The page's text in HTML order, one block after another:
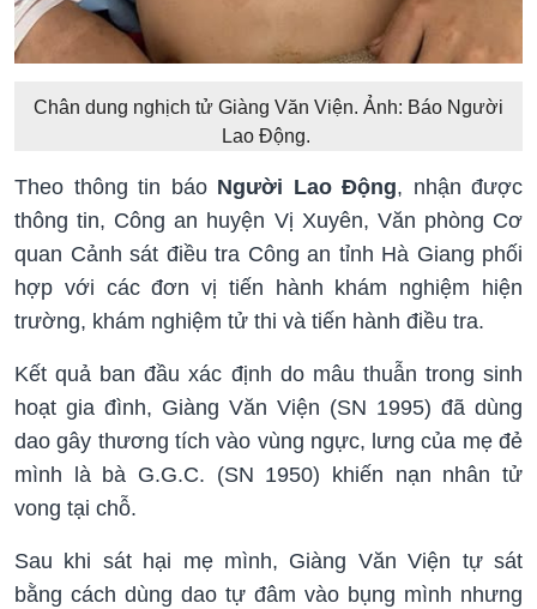
Chân dung nghịch tử Giàng Văn Viện. Ảnh: Báo Người
Lao Động.
Theo thông tin báo Người Lao Động, nhận được
thông tin, Công an huyện Vị Xuyên, Văn phòng Cơ
quan Cảnh sát điều tra Công an tỉnh Hà Giang phối
hợp với các đơn vị tiến hành khám nghiệm hiện
trường, khám nghiệm tử thi và tiến hành điều tra.
Kết quả ban đầu xác định do mâu thuẫn trong sinh
hoạt gia đình, Giàng Văn Viện (SN 1995) đã dùng
dao gây thương tích vào vùng ngực, lưng của mẹ đẻ
mình là bà G.G.C. (SN 1950) khiến nạn nhân tử
vong tại chỗ.
Sau khi sát hại mẹ mình, Giàng Văn Viện tự sát
bằng cách dùng dao tự đâm vào bụng mình nhưng